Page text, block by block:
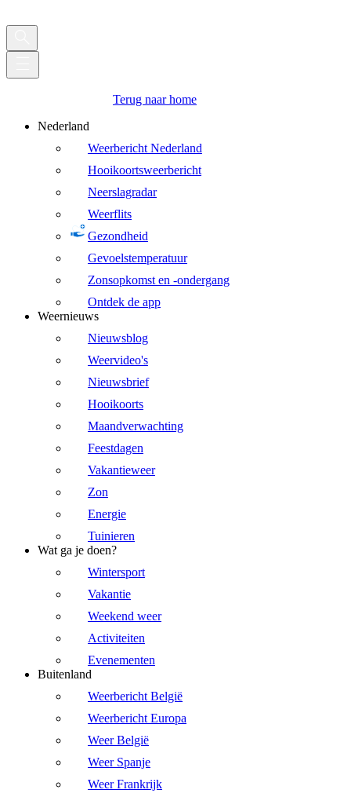
Terug naar home
Nederland
Weerbericht Nederland
Hooikoortsweerbericht
Neerslagradar
Weerflits
Gezondheid
Gevoelstemperatuur
Zonsopkomst en -ondergang
Ontdek de app
Weernieuws
Nieuwsblog
Weervideo's
Nieuwsbrief
Hooikoorts
Maandverwachting
Feestdagen
Vakantieweer
Zon
Energie
Tuinieren
Wat ga je doen?
Wintersport
Vakantie
Weekend weer
Activiteiten
Evenementen
Buitenland
Weerbericht België
Weerbericht Europa
Weer België
Weer Spanje
Weer Frankrijk